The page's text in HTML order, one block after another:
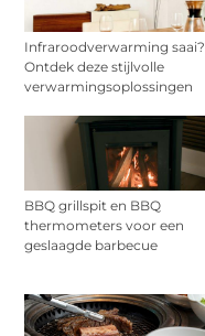
Infraroodverwarming saai?
Ontdek deze stijlvolle
verwarmingsoplossingen
BBQ grillspit en BBQ
thermometers voor een
geslaagde barbecue